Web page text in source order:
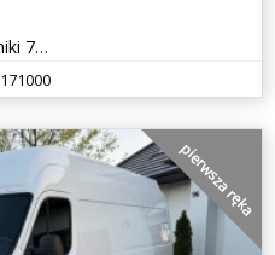
A/C Dualzone Tempomat Czujniki 7 miejsc Led
171000
pierwsza ręka